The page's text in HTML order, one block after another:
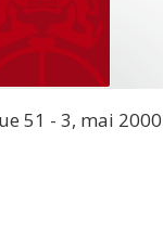
51 - 3, mai 2000